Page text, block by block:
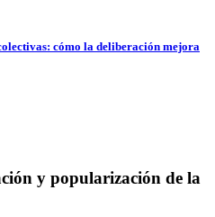
cómo la deliberación mejora
y popularización de la